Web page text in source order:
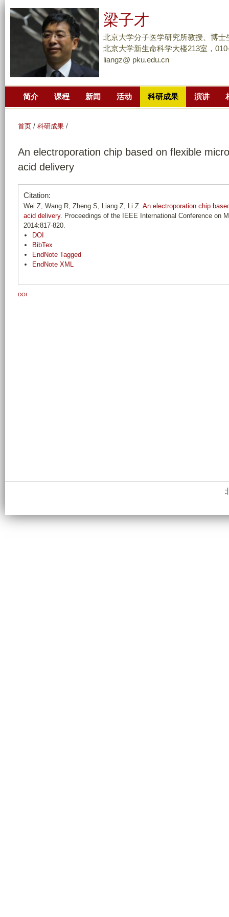
到
页
主
分
梁子才
北京大学分子医学研究所教授、博
北京大学新生命科学大楼213室，
liangz@ pku.edu.cn
简介 课程 新闻 活动 科研成果 演讲
首页 / 科研成果 /
An electroporation chip based on flexible
acid delivery
Citation:
Wei Z, Wang R, Zheng S, Liang Z, Li Z. An electroporation chip
acid delivery. Proceedings of the IEEE International Conference on
2014:817-820.
DOI
BibTex
EndNote Tagged
EndNote XML
DOI